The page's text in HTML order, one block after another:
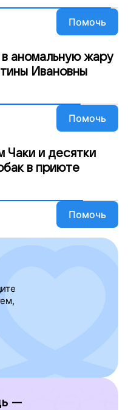
Помочь
аномальную жару
Ивановны
Помочь
Чаки и десятки
в приюте
Помочь
—